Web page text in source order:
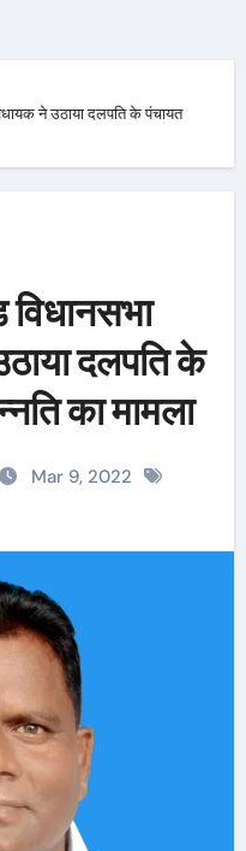
ने उठाया दलपति के पंचायत
दलपति के
का मामला
Mar 9, 2022